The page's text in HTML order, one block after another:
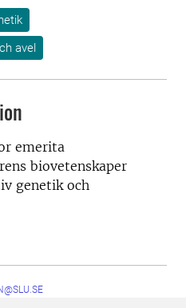
avel
emerita
biovetenskaper
genetik och